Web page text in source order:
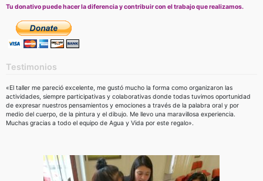
Tu donativo puede hacer la diferencia y contribuir con el trabajo que realizamos.
Testimonios
«El taller me pareció excelente, me gustó mucho la forma como organizaron las
actividades, siempre participativas y colaborativas donde todas tuvimos oportunidad
de expresar nuestros pensamientos y emociones a través de la palabra oral y por
medio del cuerpo, de la pintura y el dibujo. Me llevo una maravillosa experiencia.
Muchas gracias a todo el equipo de Agua y Vida por este regalo».